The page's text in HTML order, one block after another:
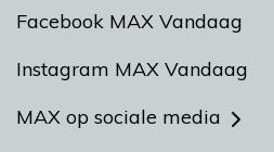
Facebook MAX Vandaag
Instagram MAX Vandaag
MAX op sociale media